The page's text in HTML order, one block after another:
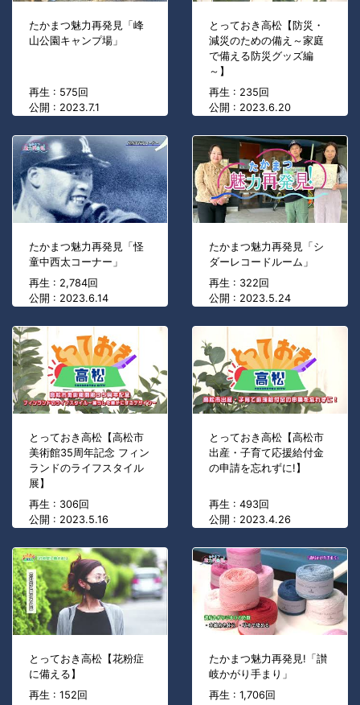
たかまつ魅力再発見「峰
山公園キャンプ場」
再生 : 575回
公開 : 2023.7.1
とっておき高松【防災・
減災のための備え～家庭
で備える防災グッズ編
～】
再生 : 235回
公開 : 2023.6.20
たかまつ魅力再発見「怪
童中西太コーナー」
再生 : 2,784回
公開 : 2023.6.14
たかまつ魅力再発見「シ
ダーレコードルーム」
再生 : 322回
公開 : 2023.5.24
とっておき高松【高松市
美術館35周年記念 フィン
ランドのライフスタイル
展】
再生 : 306回
公開 : 2023.5.16
とっておき高松【高松市
出産・子育て応援給付金
の申請を忘れずに!】
再生 : 493回
公開 : 2023.4.26
とっておき高松【花粉症
に備える】
再生 : 152回
たかまつ魅力再発見!「讃
岐かがり手まり」
再生 : 1,706回